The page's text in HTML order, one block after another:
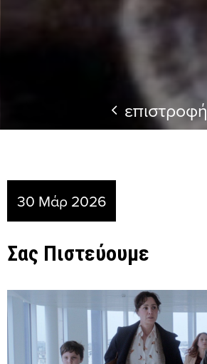
επιστροφή
30 Μάρ 2026
Σας Πιστεύουμε